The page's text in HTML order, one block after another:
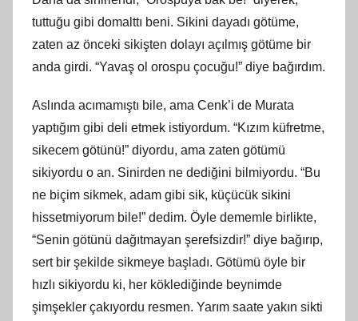
tuttuğu gibi domalttı beni. Sikini dayadı götüme,
zaten az önceki sikişten dolayı açılmış götüme bir
anda girdi. “Yavaş ol orospu çocuğu!” diye bağırdım.
Aslında acımamıştı bile, ama Cenk’i de Murata
yaptığım gibi deli etmek istiyordum. “Kızım küfretme,
sikecem götünü!” diyordu, ama zaten götümü
sikiyordu o an. Sinirden ne dediğini bilmiyordu. “Bu
ne biçim sikmek, adam gibi sik, küçücük sikini
hissetmiyorum bile!” dedim. Öyle dememle birlikte,
“Senin götünü dağıtmayan şerefsizdir!” diye bağırıp,
sert bir şekilde sikmeye başladı. Götümü öyle bir
hızlı sikiyordu ki, her köklediğinde beynimde
şimşekler çakıyordu resmen. Yarım saate yakın sikti